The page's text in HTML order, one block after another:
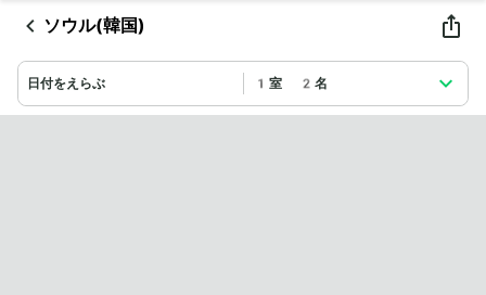
ソウル(韓国)
日付をえらぶ 1室 2名